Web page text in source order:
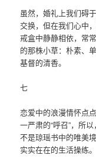
虽然，婚礼上我们碍
交换，但在我们心中
戒盒中静静相依，常
的那株小草：朴素、
基督的清香。
七
恋爱中的浪漫情怀点
一严肃的“呼召”，所
不是琼瑶书中的唯美
实实在在的生活操练。